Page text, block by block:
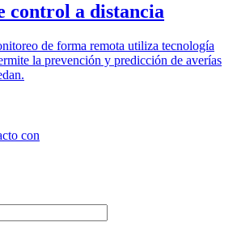
control a distancia
de forma remota utiliza tecnología
la prevención y predicción de averías
con